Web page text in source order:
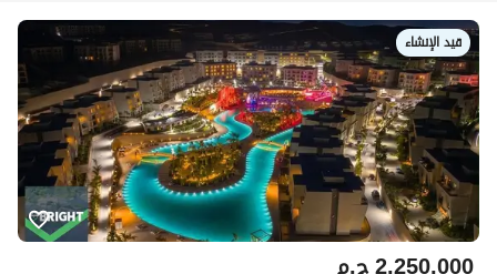
قيد الإنشاء